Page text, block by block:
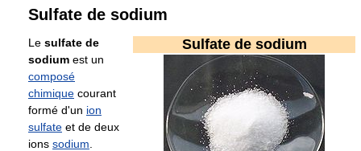
Sulfate de sodium
Sulfate de sodium
Le sulfate de
sodium est un
composé
chimique courant
formé d'un ion
sulfate et de deux
ions sodium